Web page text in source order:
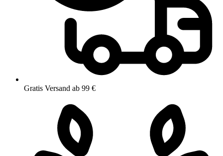
Gratis Versand ab 99 €